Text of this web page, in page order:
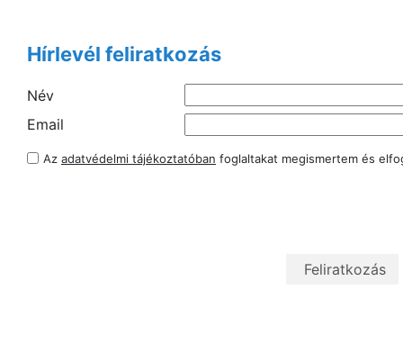
Hírlevél feliratkozás
Név
Email
Az adatvédelmi tájékoztatóban foglaltakat megismertem és